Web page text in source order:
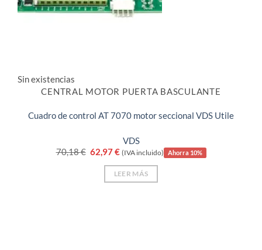
Sin existencias
CENTRAL MOTOR PUERTA BASCULANTE
Cuadro de control AT 7070 motor seccional VDS Utile
VDS
70,18€ El
precio
original
70,18 €.
62,97€El
precio
actual
es:
62,97 €.
(IVA incluido) Ahorra 10%
LEER MÁS